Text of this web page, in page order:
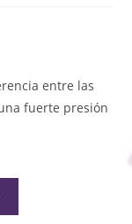
entre las
fuerte presión